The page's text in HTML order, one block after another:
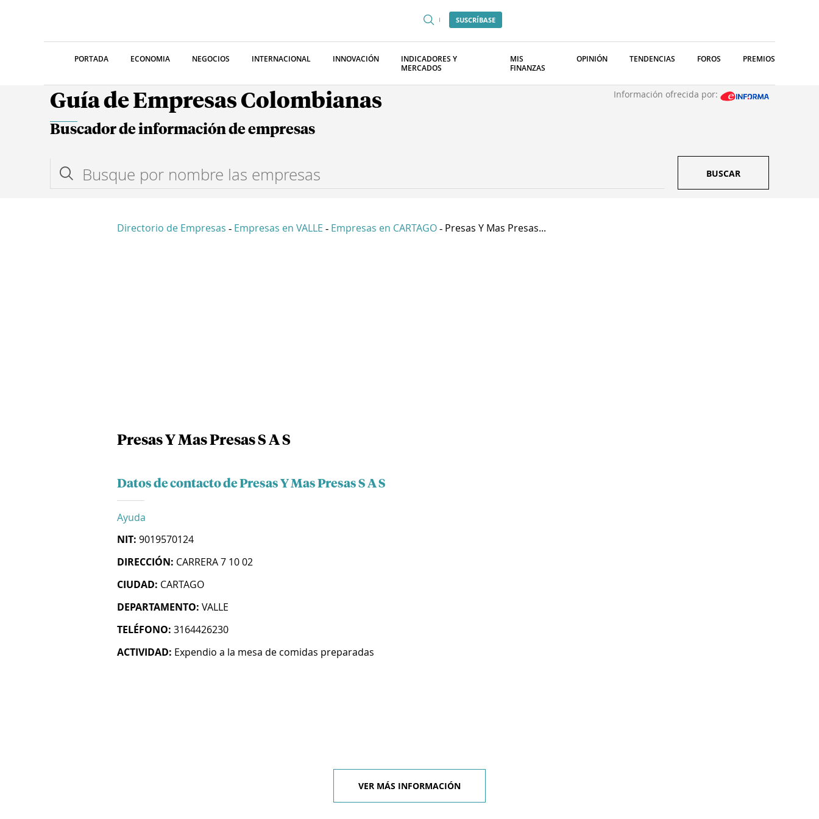
SUSCRÍBASE
PORTADA ECONOMIA NEGOCIOS INTERNACIONAL INNOVACIÓN
INDICADORES Y
MERCADOS
MIS
FINANZAS
OPINIÓN TENDENCIAS FOROS PREMIOS
Guía de Empresas Colombianas Información ofrecida por:
Buscador de información de empresas
BUSCAR
Directorio de Empresas - Empresas en VALLE - Empresas en CARTAGO - Presas Y Mas Presas...
Presas Y Mas Presas S A S
Datos de contacto de Presas Y Mas Presas S A S
Ayuda
NIT: 9019570124
DIRECCIÓN: CARRERA 7 10 02
CIUDAD: CARTAGO
DEPARTAMENTO: VALLE
TELÉFONO: 3164426230
ACTIVIDAD: Expendio a la mesa de comidas preparadas
VER MÁS INFORMACIÓN